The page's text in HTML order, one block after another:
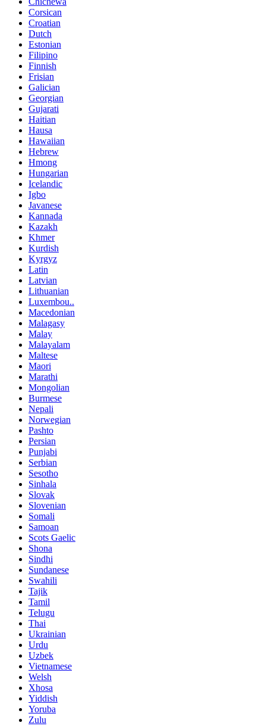
Corsican
Croatian
Dutch
Estonian
Filipino
Finnish
Frisian
Galician
Georgian
Gujarati
Haitian
Hausa
Hawaiian
Hebrew
Hmong
Hungarian
Icelandic
Igbo
Javanese
Kannada
Kazakh
Khmer
Kurdish
Kyrgyz
Latin
Latvian
Lithuanian
Luxembou..
Macedonian
Malagasy
Malay
Malayalam
Maltese
Maori
Marathi
Mongolian
Burmese
Nepali
Norwegian
Pashto
Persian
Punjabi
Serbian
Sesotho
Sinhala
Slovak
Slovenian
Somali
Samoan
Scots Gaelic
Shona
Sindhi
Sundanese
Swahili
Tajik
Tamil
Telugu
Thai
Ukrainian
Urdu
Uzbek
Vietnamese
Welsh
Xhosa
Yiddish
Yoruba
Zulu